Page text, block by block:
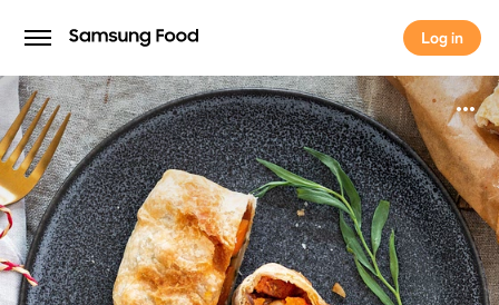
Log in
Log in